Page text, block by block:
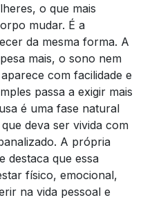
o que mais
mudar. É a
da mesma forma. A
mais, o sono nem
com facilidade e
passa a exigir mais
é uma fase natural
deva ser vivida com
A própria
destaca que essa
físico, emocional,
na vida pessoal e